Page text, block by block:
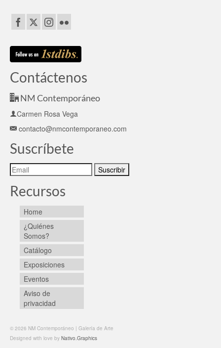
Contáctenos
NM Contemporáneo
Carmen Rosa Vega
contacto@nmcontemporaneo.com
Suscríbete
Recursos
Home
¿Quiénes
Somos?
Catálogo
Exposiciones
Eventos
Aviso de
privacidad
© 2026 NM Contemporáneo | Galería de Arte
Designed with love by Nativo.Graphics